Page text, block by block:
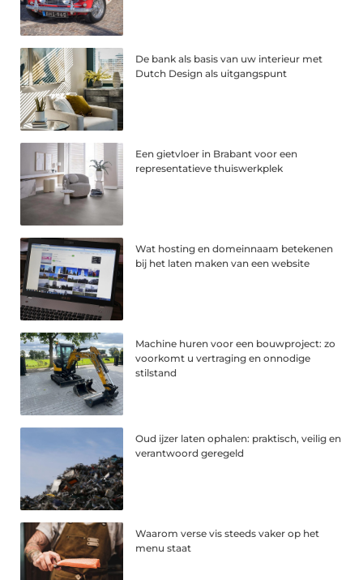
De bank als basis van uw interieur met
Dutch Design als uitgangspunt
Een gietvloer in Brabant voor een
representatieve thuiswerkplek
Wat hosting en domeinnaam betekenen
bij het laten maken van een website
Machine huren voor een bouwproject: zo
voorkomt u vertraging en onnodige
stilstand
Oud ijzer laten ophalen: praktisch, veilig en
verantwoord geregeld
Waarom verse vis steeds vaker op het
menu staat